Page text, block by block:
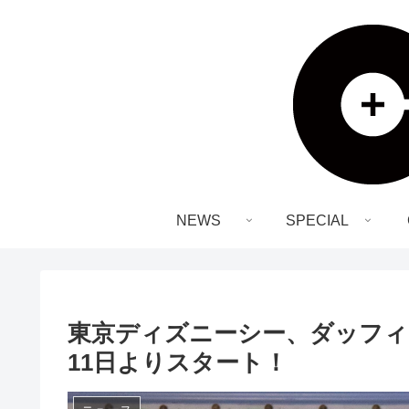
NEWS SPECIAL
東京ディズニーシー、ダッフ
11日よりスタート！